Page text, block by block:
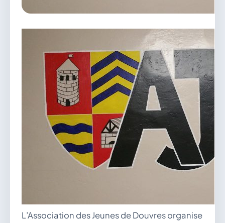
mairie@douvres.fr
140 Place de la Babillière, 01500 Douvres
Contacter la mairie
Le guichet des associations
publier une annonce
L’Association des Jeunes de Douvres organise